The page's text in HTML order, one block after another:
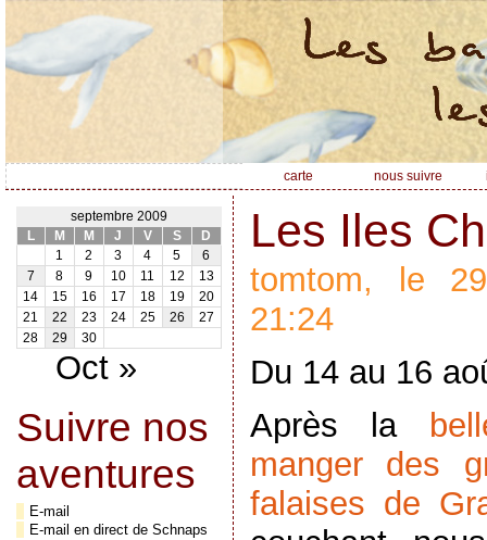
carte nous suivre
septembre 2009
L
M M J V S
D
1
2 3 4 5
6
7
8 9 10 11 12
13
14
15 16 17 18 19
20
21
22 23 24 25 26
27
28
29 30
Oct »
Suivre nos
aventures
E-mail
E-mail en direct de Schnaps
Les Iles
tomtom, le
21:24
Du 14 au 16
Après la
manger des
falaises de